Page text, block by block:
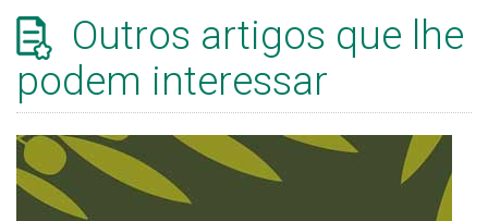
Outros artigos que lhe
podem interessar